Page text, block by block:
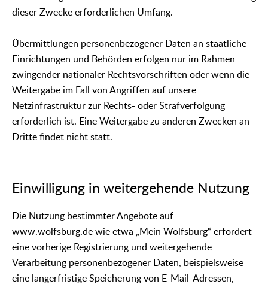
dieser Zwecke erforderlichen Umfang.
Übermittlungen personenbezogener Daten an staatliche
Einrichtungen und Behörden erfolgen nur im Rahmen
zwingender nationaler Rechtsvorschriften oder wenn die
Weitergabe im Fall von Angriffen auf unsere
Netzinfrastruktur zur Rechts- oder Strafverfolgung
erforderlich ist. Eine Weitergabe zu anderen Zwecken an
Dritte findet nicht statt.
Einwilligung in weitergehende Nutzung
Die Nutzung bestimmter Angebote auf
www.wolfsburg.de wie etwa „Mein Wolfsburg“ erfordert
eine vorherige Registrierung und weitergehende
Verarbeitung personenbezogener Daten, beispielsweise
eine längerfristige Speicherung von E-Mail-Adressen,